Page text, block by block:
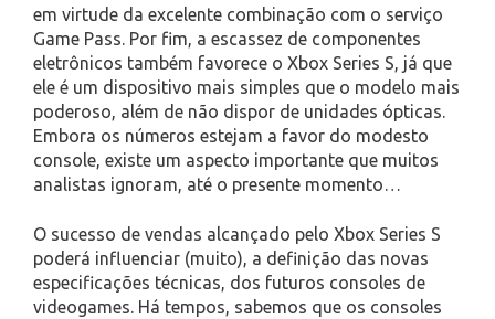
em virtude da excelente combinação com o serviço
Game Pass. Por fim, a escassez de componentes
eletrônicos também favorece o Xbox Series S, já que
ele é um dispositivo mais simples que o modelo mais
poderoso, além de não dispor de unidades ópticas.
Embora os números estejam a favor do modesto
console, existe um aspecto importante que muitos
analistas ignoram, até o presente momento…
O sucesso de vendas alcançado pelo Xbox Series S
poderá influenciar (muito), a definição das novas
especificações técnicas, dos futuros consoles de
videogames. Há tempos, sabemos que os consoles